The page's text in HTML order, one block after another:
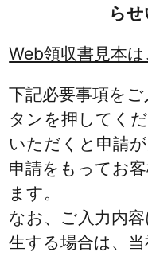
らせ
Web領収書見本
下記必要事項を
タンを押してく
いただくと申請が
申請をもってお
ます。
なお、ご入力内
生する場合は、